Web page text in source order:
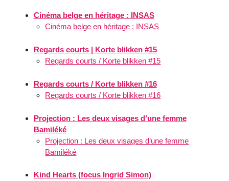
Cinéma belge en héritage : INSAS
Cinéma belge en héritage : INSAS
Regards courts | Korte blikken #15
Regards courts / Korte blikken #15
Regards courts / Korte blikken #16
Regards courts / Korte blikken #16
Projection : Les deux visages d’une femme
Bamiléké
Projection : Les deux visages d’une femme
Bamiléké
Kind Hearts (focus Ingrid Simon)